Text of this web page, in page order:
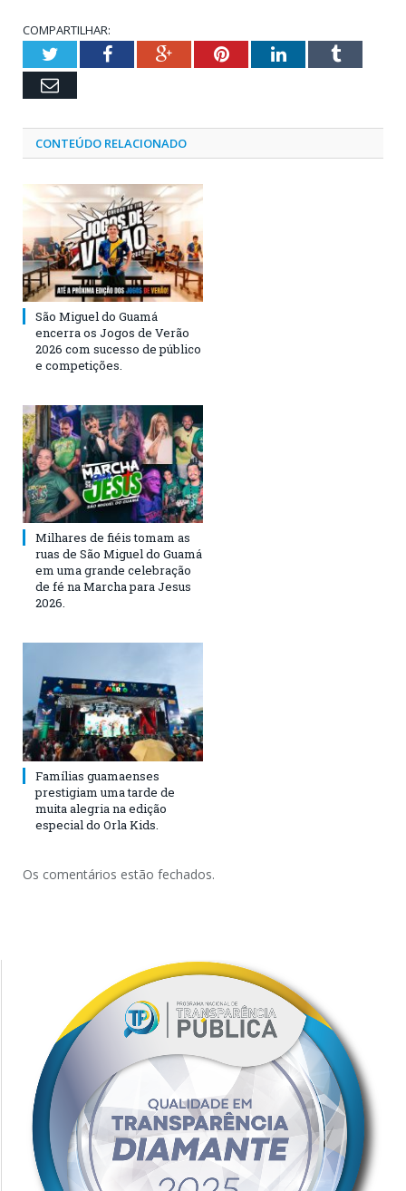
COMPARTILHAR:
TwitterFacebookGoogle+PinterestLinkedInTumblr
Email
CONTEÚDO RELACIONADO
São Miguel do Guamá
encerra os Jogos de Verão
2026 com sucesso de público
e competições.
Milhares de fiéis tomam as
ruas de São Miguel do Guamá
em uma grande celebração
de fé na Marcha para Jesus
2026.
Famílias guamaenses
prestigiam uma tarde de
muita alegria na edição
especial do Orla Kids.
Os comentários estão fechados.